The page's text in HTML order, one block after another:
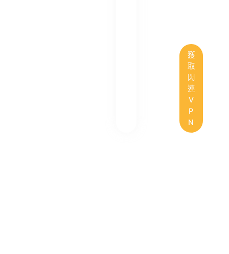
獲
取
閃
連
V
P
N